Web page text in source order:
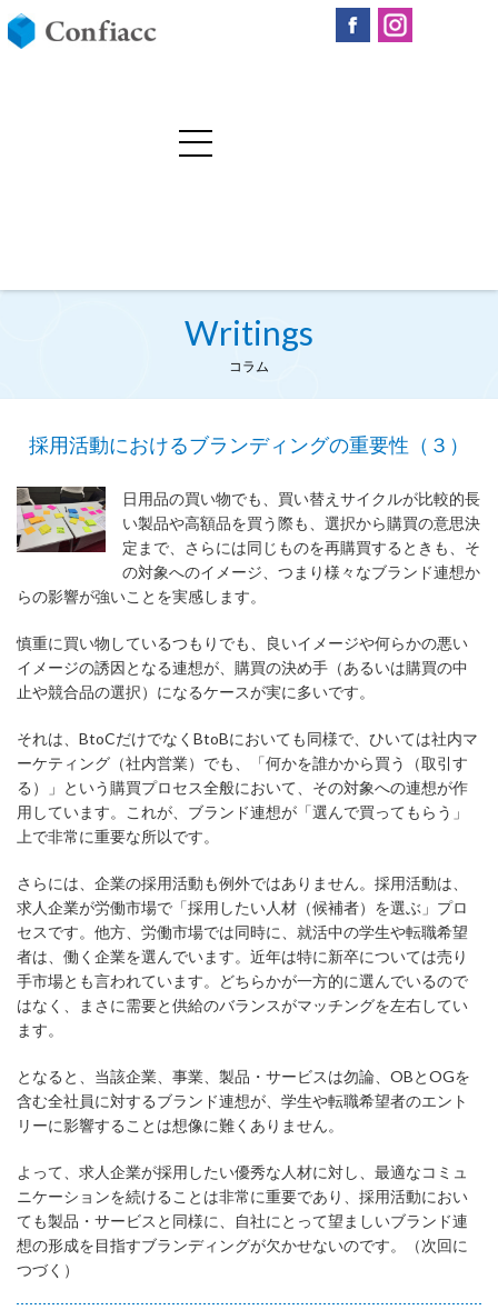
Writings
コラム
採用活動におけるブランディングの重要性（３）
日用品の買い物でも、買い替えサイクルが比較的長
い製品や高額品を買う際も、選択から購買の意思決
定まで、さらには同じものを再購買するときも、そ
の対象へのイメージ、つまり様々なブランド連想か
らの影響が強いことを実感します。
慎重に買い物しているつもりでも、良いイメージや何らかの悪い
イメージの誘因となる連想が、購買の決め手（あるいは購買の中
止や競合品の選択）になるケースが実に多いです。
それは、BtoCだけでなくBtoBにおいても同様で、ひいては社内マ
ーケティング（社内営業）でも、「何かを誰かから買う（取引す
る）」という購買プロセス全般において、その対象への連想が作
用しています。これが、ブランド連想が「選んで買ってもらう」
上で非常に重要な所以です。
さらには、企業の採用活動も例外ではありません。採用活動は、
求人企業が労働市場で「採用したい人材（候補者）を選ぶ」プロ
セスです。他方、労働市場では同時に、就活中の学生や転職希望
者は、働く企業を選んでいます。近年は特に新卒については売り
手市場とも言われています。どちらかが一方的に選んでいるので
はなく、まさに需要と供給のバランスがマッチングを左右してい
ます。
となると、当該企業、事業、製品・サービスは勿論、OBとOGを
含む全社員に対するブランド連想が、学生や転職希望者のエント
リーに影響することは想像に難くありません。
よって、求人企業が採用したい優秀な人材に対し、最適なコミュ
ニケーションを続けることは非常に重要であり、採用活動におい
ても製品・サービスと同様に、自社にとって望ましいブランド連
想の形成を目指すブランディングが欠かせないのです。（次回に
つづく）